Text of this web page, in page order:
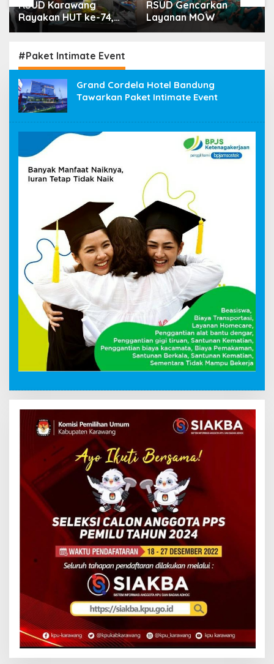
RSUD Karawang
Rayakan HUT ke-74,
Luncurkan Ruang
untuk Tingkatkan
Pelayanan Kesehatan
RSUD Gencarkan
Layanan MOW
#Paket Intimate Event
Grand Cordela Hotel Bandung
Tawarkan Paket Intimate Event